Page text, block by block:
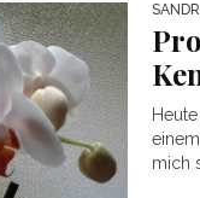
mich